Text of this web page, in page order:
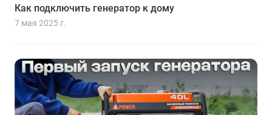
Как подключить генератор к дому
7 мая 2025 г.